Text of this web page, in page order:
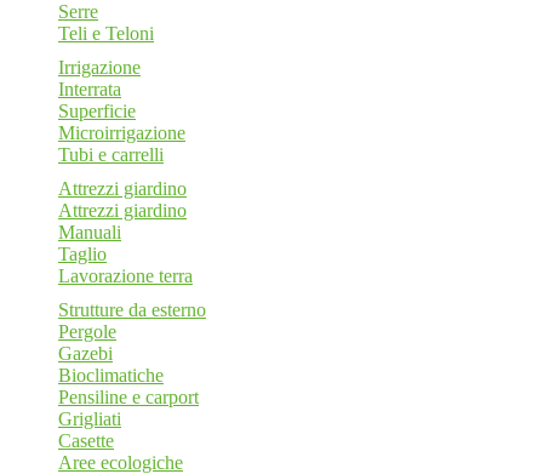
Serre
Teli e Teloni
Irrigazione
Interrata
Superficie
Microirrigazione
Tubi e carrelli
Attrezzi giardino
Attrezzi giardino
Manuali
Taglio
Lavorazione terra
Strutture da esterno
Pergole
Gazebi
Bioclimatiche
Pensiline e carport
Grigliati
Casette
Aree ecologiche